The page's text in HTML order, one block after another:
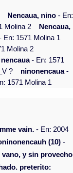
Nencaua, nino - En:
Molina 2
Nencaua,
En: 1571 Molina 1
Molina 2
- En: 1571
? ninonencaua-
1571 Molina 1
vain. - En: 2004
(10) -
vano, y sin provecho
preterito: